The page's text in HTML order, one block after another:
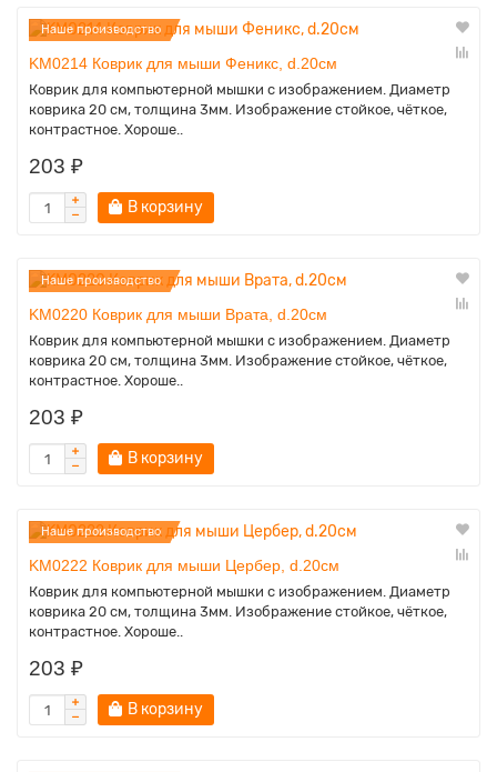
Наше производство
KM0214 Коврик для мыши Феникс, d.20см
Коврик для компьютерной мышки с изображением. Диаметр
коврика 20 см, толщина 3мм. Изображение стойкое, чёткое,
контрастное. Хороше..
203 ₽
В корзину
Наше производство
KM0220 Коврик для мыши Врата, d.20см
Коврик для компьютерной мышки с изображением. Диаметр
коврика 20 см, толщина 3мм. Изображение стойкое, чёткое,
контрастное. Хороше..
203 ₽
В корзину
Наше производство
KM0222 Коврик для мыши Цербер, d.20см
Коврик для компьютерной мышки с изображением. Диаметр
коврика 20 см, толщина 3мм. Изображение стойкое, чёткое,
контрастное. Хороше..
203 ₽
В корзину